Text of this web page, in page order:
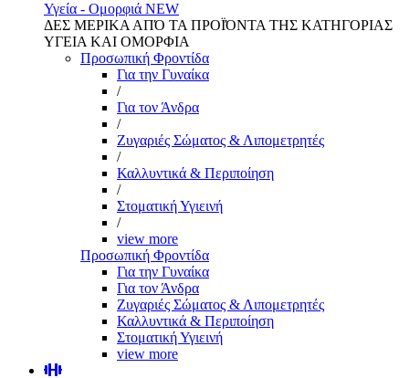
Υγεία - Ομορφιά NEW
ΔΕΣ ΜΕΡΙΚΑ ΑΠΌ ΤΑ ΠΡΟΪΌΝΤΑ ΤΗΣ ΚΑΤΗΓΟΡΙΑΣ
ΥΓΕΙΑ ΚΑΙ ΟΜΟΡΦΙΑ
Προσωπική Φροντίδα
Για την Γυναίκα
/
Για τον Άνδρα
/
Ζυγαριές Σώματος & Λιπομετρητές
/
Καλλυντικά & Περιποίηση
/
Στοματική Υγιεινή
/
view more
Προσωπική Φροντίδα
Για την Γυναίκα
Για τον Άνδρα
Ζυγαριές Σώματος & Λιπομετρητές
Καλλυντικά & Περιποίηση
Στοματική Υγιεινή
view more